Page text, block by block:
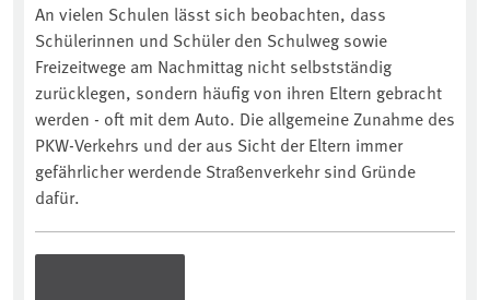
An vielen Schulen lässt sich beobachten, dass
Schülerinnen und Schüler den Schulweg sowie
Freizeitwege am Nachmittag nicht selbstständig
zurücklegen, sondern häufig von ihren Eltern gebracht
werden - oft mit dem Auto. Die allgemeine Zunahme des
PKW-Verkehrs und der aus Sicht der Eltern immer
gefährlicher werdende Straßenverkehr sind Gründe
dafür.